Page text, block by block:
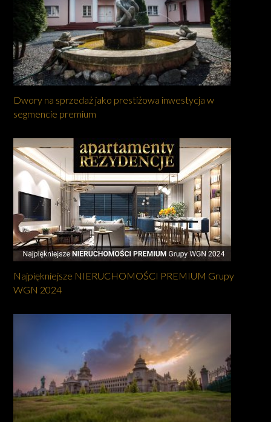
Dwory na sprzedaż jako prestiżowa inwestycja w
segmencie premium
Najpiękniejsze NIERUCHOMOŚCI PREMIUM Grupy
WGN 2024